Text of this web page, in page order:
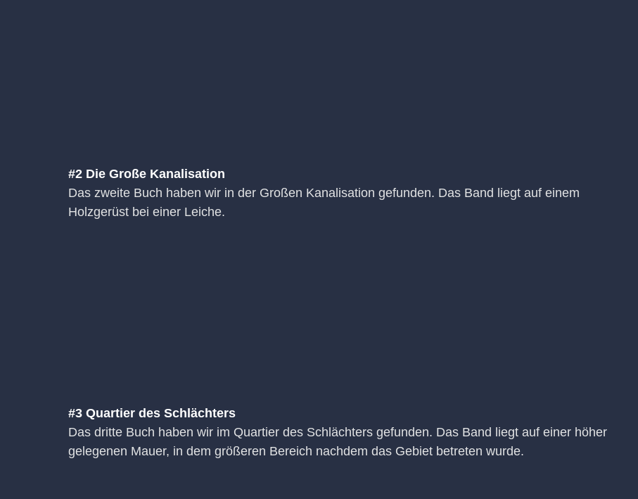
#2 Die Große Kanalisation
Das zweite Buch haben wir in der Großen Kanalisation gefunden. Das Band liegt auf einem
Holzgerüst bei einer Leiche.
#3 Quartier des Schlächters
Das dritte Buch haben wir im Quartier des Schlächters gefunden. Das Band liegt auf einer höher
gelegenen Mauer, in dem größeren Bereich nachdem das Gebiet betreten wurde.